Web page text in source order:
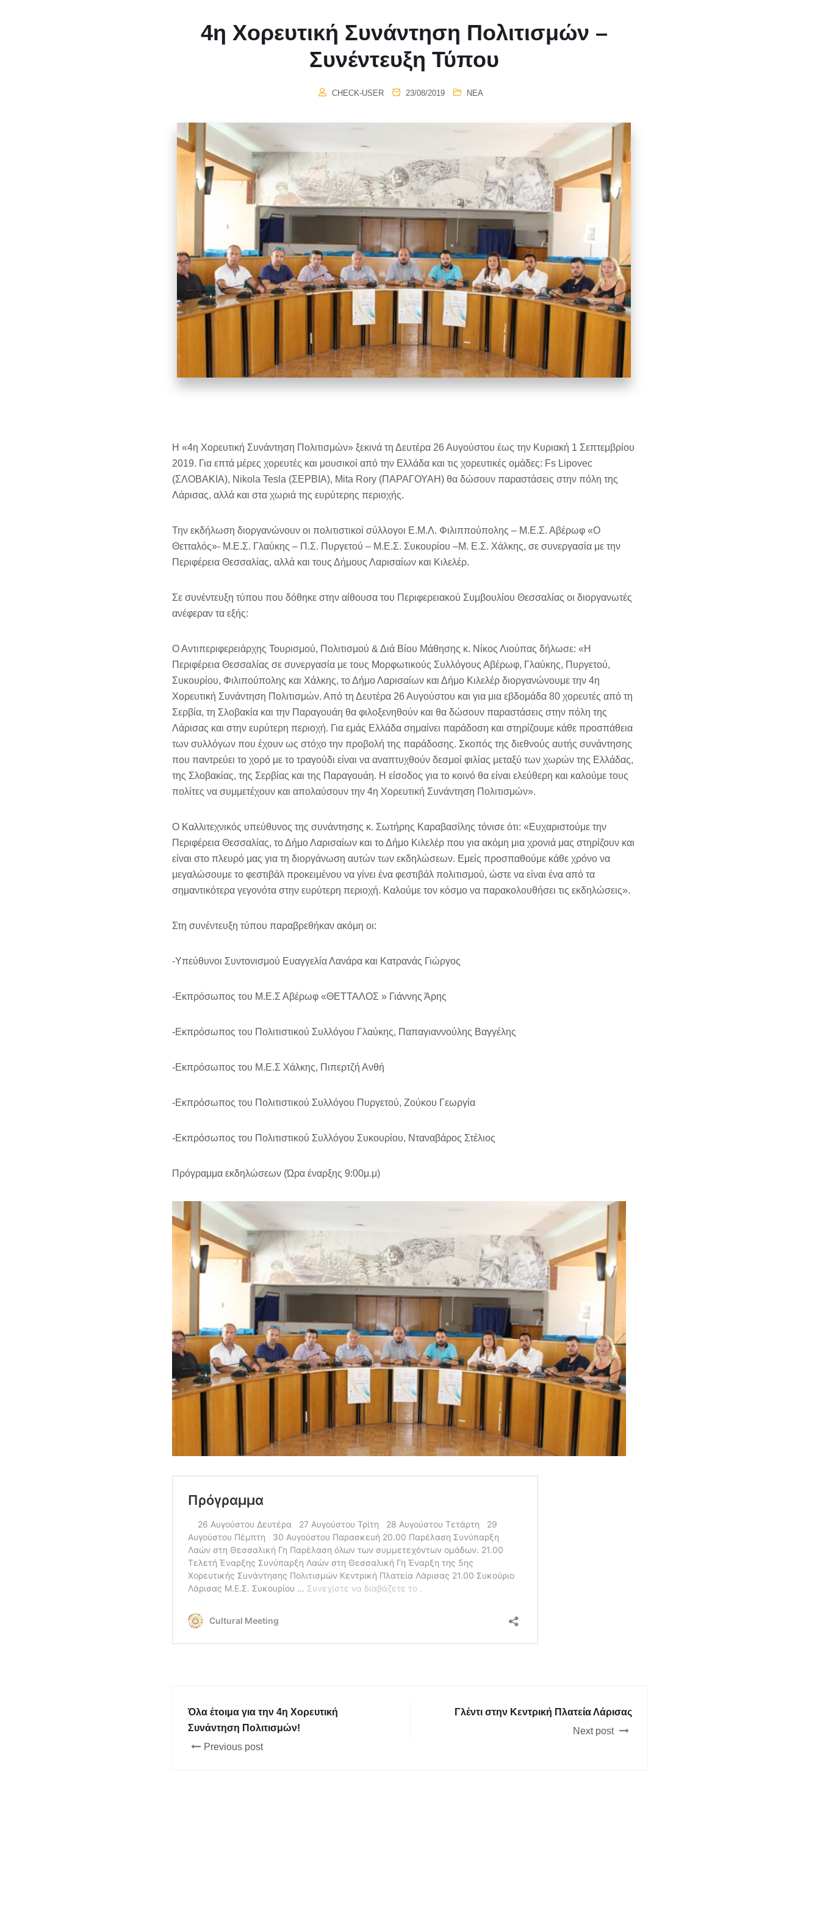
4η Χορευτική Συνάντηση Πολιτισμών –
Συνέντευξη Τύπου
CHECK-USER 23/08/2019 ΝΈΑ
Η «4η Χορευτική Συνάντηση Πολιτισμών» ξεκινά τη Δευτέρα 26 Αυγούστου έως την Κυριακή 1 Σεπτεμβρίου
2019. Για επτά μέρες χορευτές και μουσικοί από την Ελλάδα και τις χορευτικές ομάδες: Fs Lipovec
(ΣΛΟΒΑΚΙΑ), Nikola Tesla (ΣΕΡΒΙΑ), Mita Rory (ΠΑΡΑΓΟΥΑΗ) θα δώσουν παραστάσεις στην πόλη της
Λάρισας, αλλά και στα χωριά της ευρύτερης περιοχής.
Την εκδήλωση διοργανώνουν oι πολιτιστικοί σύλλογοι Ε.Μ.Λ. Φιλιππούπολης – Μ.Ε.Σ. Αβέρωφ «Ο
Θετταλός»- Μ.E.Σ. Γλαύκης – Π.Σ. Πυργετού – Μ.Ε.Σ. Συκουρίου –M. Ε.Σ. Χάλκης, σε συνεργασία με την
Περιφέρεια Θεσσαλίας, αλλά και τους Δήμους Λαρισαίων και Κιλελέρ.
Σε συνέντευξη τύπου που δόθηκε στην αίθουσα του Περιφερειακού Συμβουλίου Θεσσαλίας οι διοργανωτές
ανέφεραν τα εξής:
Ο Αντιπεριφερειάρχης Τουρισμού, Πολιτισμού & Διά Βίου Μάθησης κ. Νίκος Λιούπας δήλωσε: «Η
Περιφέρεια Θεσσαλίας σε συνεργασία με τους Μορφωτικούς Συλλόγους Αβέρωφ, Γλαύκης, Πυργετού,
Συκουρίου, Φιλιπούπολης και Χάλκης, το Δήμο Λαρισαίων και Δήμο Κιλελέρ διοργανώνουμε την 4η
Χορευτική Συνάντηση Πολιτισμών. Από τη Δευτέρα 26 Αυγούστου και για μια εβδομάδα 80 χορευτές από τη
Σερβία, τη Σλοβακία και την Παραγουάη θα φιλοξενηθούν και θα δώσουν παραστάσεις στην πόλη της
Λάρισας και στην ευρύτερη περιοχή. Για εμάς Ελλάδα σημαίνει παράδοση και στηρίζουμε κάθε προσπάθεια
των συλλόγων που έχουν ως στόχο την προβολή της παράδοσης. Σκοπός της διεθνούς αυτής συνάντησης
που παντρεύει το χορό με το τραγούδι είναι να αναπτυχθούν δεσμοί φιλίας μεταξύ των χωρών της Ελλάδας,
της Σλοβακίας, της Σερβίας και της Παραγουάη. Η είσοδος για το κοινό θα είναι ελεύθερη και καλούμε τους
πολίτες να συμμετέχουν και απολαύσουν την 4η Χορευτική Συνάντηση Πολιτισμών».
Ο Καλλιτεχνικός υπεύθυνος της συνάντησης κ. Σωτήρης Καραβασίλης τόνισε ότι: «Ευχαριστούμε την
Περιφέρεια Θεσσαλίας, το Δήμο Λαρισαίων και το Δήμο Κιλελέρ που για ακόμη μια χρονιά μας στηρίζουν και
είναι στο πλευρό μας για τη διοργάνωση αυτών των εκδηλώσεων. Εμείς προσπαθούμε κάθε χρόνο να
μεγαλώσουμε το φεστιβάλ προκειμένου να γίνει ένα φεστιβάλ πολιτισμού, ώστε να είναι ένα από τα
σημαντικότερα γεγονότα στην ευρύτερη περιοχή. Καλούμε τον κόσμο να παρακολουθήσει τις εκδηλώσεις».
Στη συνέντευξη τύπου παραβρεθήκαν ακόμη οι:
-Υπεύθυνοι Συντονισμού Ευαγγελία Λανάρα και Κατρανάς Γιώργος
-Εκπρόσωπος του Μ.Ε.Σ Αβέρωφ «ΘΕΤΤΑΛΟΣ » Γιάννης Άρης
-Εκπρόσωπος του Πολιτιστικού Συλλόγου Γλαύκης, Παπαγιαννούλης Βαγγέλης
-Εκπρόσωπος του Μ.Ε.Σ Χάλκης, Πιπερτζή Ανθή
-Εκπρόσωπος του Πολιτιστικού Συλλόγου Πυργετού, Ζούκου Γεωργία
-Εκπρόσωπος του Πολιτιστικού Συλλόγου Συκουρίου, Νταναβάρος Στέλιος
Πρόγραμμα εκδηλώσεων (Ώρα έναρξης 9:00μ.μ)
Όλα έτοιμα για την 4η Χορευτική
Συνάντηση Πολιτισμών!
Previous post
Γλέντι στην Κεντρική Πλατεία Λάρισας
Next post